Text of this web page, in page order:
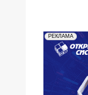
РЕКЛАМА